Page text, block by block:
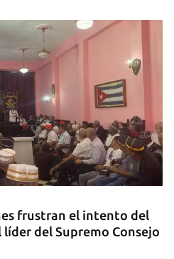
frustran el intento del
del Supremo Consejo